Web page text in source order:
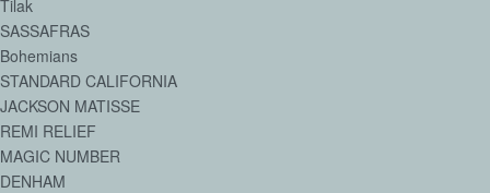
Tilak
SASSAFRAS
Bohemians
STANDARD CALIFORNIA
JACKSON MATISSE
REMI RELIEF
MAGIC NUMBER
DENHAM